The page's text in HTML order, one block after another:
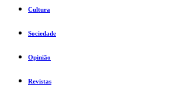
Cultura
Sociedade
Opinião
Revistas